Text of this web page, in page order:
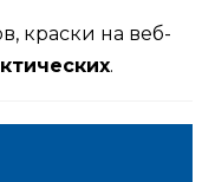
краски на веб-
.